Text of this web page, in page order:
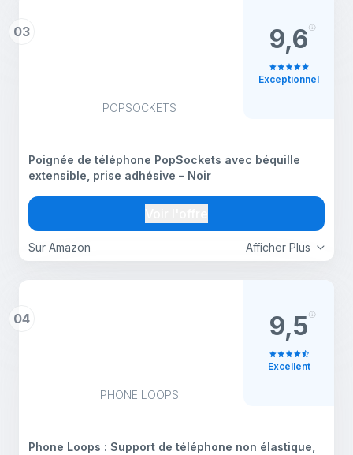
03
POPSOCKETS
Afficher Plus
Sur Amazon
Poignée de téléphone PopSockets avec béquille
extensible, prise adhésive – Noir
9,6
Exceptionnel
04
PHONE LOOPS
Phone Loops : Support de téléphone non élastique,
9,5
Excellent